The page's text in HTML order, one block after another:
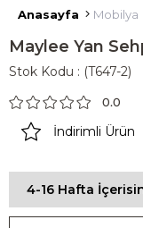
Anasayfa Mobilya
Maylee Yan
Stok Kodu (T647-2)
0.0
İndirimli Ürün
4-16 Hafta